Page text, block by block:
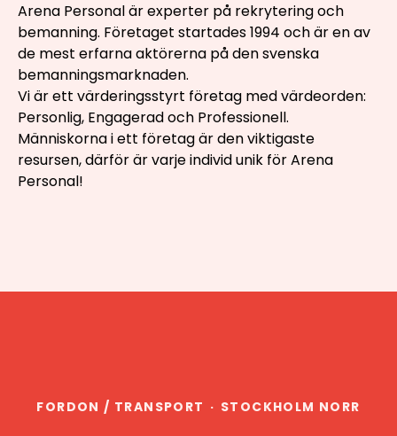
Arena Personal är experter på rekrytering och
bemanning. Företaget startades 1994 och är en av
de mest erfarna aktörerna på den svenska
bemanningsmarknaden.
Vi är ett värderingsstyrt företag med värdeorden:
Personlig, Engagerad och Professionell.
Människorna i ett företag är den viktigaste
resursen, därför är varje individ unik för Arena
Personal!
FORDON / TRANSPORT · STOCKHOLM NORR